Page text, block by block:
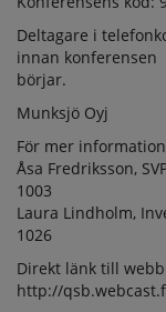
Deltagare i
innan konferensen
börjar.
Munksjö Oyj
För mer
Åsa Fredriksson,
1003
Laura Lindholm,
1026
Direkt länk till
http://